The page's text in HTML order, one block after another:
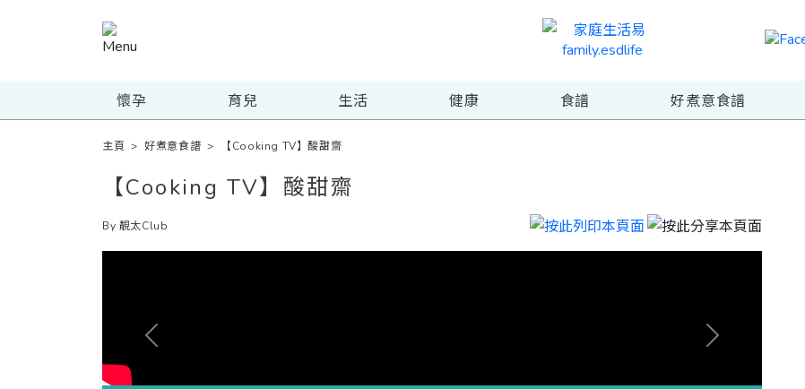
懷孕 育兒 生活 健康 食譜 好煮意食譜
主頁 >好煮意食譜 > 【Cooking TV】酸甜齋
【Cooking TV】酸甜齋
By 靚太Club
Previous Next